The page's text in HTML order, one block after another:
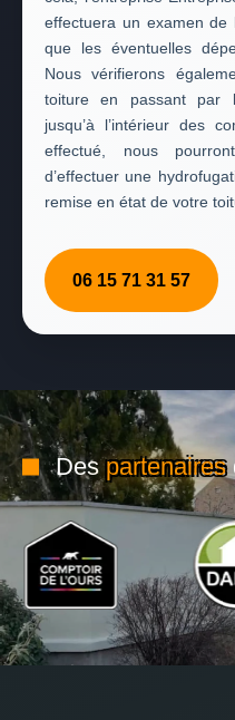
effectuera un examen de
que les éventuelles
Nous vérifierons
toiture en passant par
jusqu’à l’intérieur des
effectué, nous
d’effectuer une
remise en état de votre
06 15 71 31 57
Despartenaires